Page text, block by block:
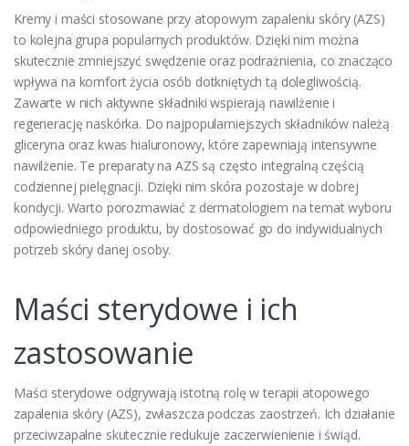
Kremy i maści stosowane przy atopowym zapaleniu skóry (AZS)
to kolejna grupa popularnych produktów. Dzięki nim można
skutecznie zmniejszyć swędzenie oraz podrażnienia, co znacząco
wpływa na komfort życia osób dotkniętych tą dolegliwością.
Zawarte w nich aktywne składniki wspierają nawilżenie i
regenerację naskórka. Do najpopularniejszych składników należą
gliceryna oraz kwas hialuronowy, które zapewniają intensywne
nawilżenie. Te preparaty na AZS są często integralną częścią
codziennej pielęgnacji. Dzięki nim skóra pozostaje w dobrej
kondycji. Warto porozmawiać z dermatologiem na temat wyboru
odpowiedniego produktu, by dostosować go do indywidualnych
potrzeb skóry danej osoby.
Maści sterydowe i ich
zastosowanie
Maści sterydowe odgrywają istotną rolę w terapii atopowego
zapalenia skóry (AZS), zwłaszcza podczas zaostrzeń. Ich działanie
przeciwzapalne skutecznie redukuje zaczerwienienie i świąd.